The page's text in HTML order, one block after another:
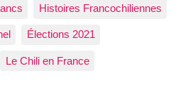
Histoires Francochiliennes
Élections 2021
Le Chili en France